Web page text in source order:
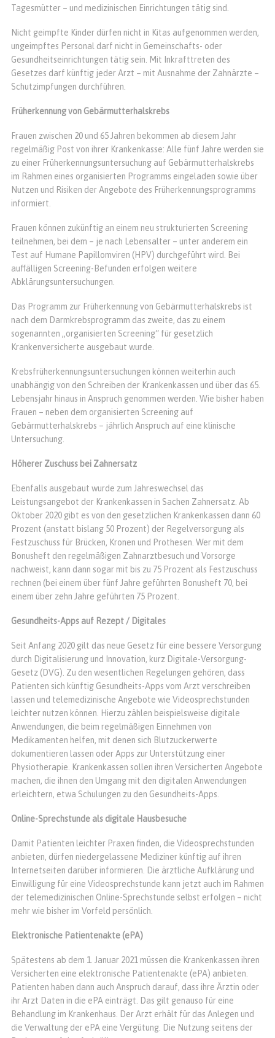
Tagesmütter – und medizinischen Einrichtungen tätig sind.
Nicht geimpfte Kinder dürfen nicht in Kitas aufgenommen werden,
ungeimpftes Personal darf nicht in Gemeinschafts- oder
Gesundheitseinrichtungen tätig sein. Mit Inkrafttreten des
Gesetzes darf künftig jeder Arzt – mit Ausnahme der Zahnärzte –
Schutzimpfungen durchführen.
Früherkennung von Gebärmutterhalskrebs
Frauen zwischen 20 und 65 Jahren bekommen ab diesem Jahr
regelmäßig Post von ihrer Krankenkasse: Alle fünf Jahre werden sie
zu einer Früherkennungsuntersuchung auf Gebärmutterhalskrebs
im Rahmen eines organisierten Programms eingeladen sowie über
Nutzen und Risiken der Angebote des Früherkennungsprogramms
informiert.
Frauen können zukünftig an einem neu strukturierten Screening
teilnehmen, bei dem – je nach Lebensalter – unter anderem ein
Test auf Humane Papillomviren (HPV) durchgeführt wird. Bei
auffälligen Screening-Befunden erfolgen weitere
Abklärungsuntersuchungen.
Das Programm zur Früherkennung von Gebärmutterhalskrebs ist
nach dem Darmkrebsprogramm das zweite, das zu einem
sogenannten „organisierten Screening“ für gesetzlich
Krankenversicherte ausgebaut wurde.
Krebsfrüherkennungsuntersuchungen können weiterhin auch
unabhängig von den Schreiben der Krankenkassen und über das 65.
Lebensjahr hinaus in Anspruch genommen werden. Wie bisher haben
Frauen – neben dem organisierten Screening auf
Gebärmutterhalskrebs – jährlich Anspruch auf eine klinische
Untersuchung.
Höherer Zuschuss bei Zahnersatz
Ebenfalls ausgebaut wurde zum Jahreswechsel das
Leistungsangebot der Krankenkassen in Sachen Zahnersatz. Ab
Oktober 2020 gibt es von den gesetzlichen Krankenkassen dann 60
Prozent (anstatt bislang 50 Prozent) der Regelversorgung als
Festzuschuss für Brücken, Kronen und Prothesen. Wer mit dem
Bonusheft den regelmäßigen Zahnarztbesuch und Vorsorge
nachweist, kann dann sogar mit bis zu 75 Prozent als Festzuschuss
rechnen (bei einem über fünf Jahre geführten Bonusheft 70, bei
einem über zehn Jahre geführten 75 Prozent.
Gesundheits-Apps auf Rezept / Digitales
Seit Anfang 2020 gilt das neue Gesetz für eine bessere Versorgung
durch Digitalisierung und Innovation, kurz Digitale-Versorgung-
Gesetz (DVG). Zu den wesentlichen Regelungen gehören, dass
Patienten sich künftig Gesundheits-Apps vom Arzt verschreiben
lassen und telemedizinische Angebote wie Videosprechstunden
leichter nutzen können. Hierzu zählen beispielsweise digitale
Anwendungen, die beim regelmäßigen Einnehmen von
Medikamenten helfen, mit denen sich Blutzuckerwerte
dokumentieren lassen oder Apps zur Unterstützung einer
Physiotherapie. Krankenkassen sollen ihren Versicherten Angebote
machen, die ihnen den Umgang mit den digitalen Anwendungen
erleichtern, etwa Schulungen zu den Gesundheits-Apps.
Online-Sprechstunde als digitale Hausbesuche
Damit Patienten leichter Praxen finden, die Videosprechstunden
anbieten, dürfen niedergelassene Mediziner künftig auf ihren
Internetseiten darüber informieren. Die ärztliche Aufklärung und
Einwilligung für eine Videosprechstunde kann jetzt auch im Rahmen
der telemedizinischen Online-Sprechstunde selbst erfolgen – nicht
mehr wie bisher im Vorfeld persönlich.
Elektronische Patientenakte (ePA)
Spätestens ab dem 1. Januar 2021 müssen die Krankenkassen ihren
Versicherten eine elektronische Patientenakte (ePA) anbieten.
Patienten haben dann auch Anspruch darauf, dass ihre Ärztin oder
ihr Arzt Daten in die ePA einträgt. Das gilt genauso für eine
Behandlung im Krankenhaus. Der Arzt erhält für das Anlegen und
die Verwaltung der ePA eine Vergütung. Die Nutzung seitens der